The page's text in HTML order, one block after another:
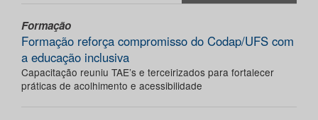
Formação
Formação reforça compromisso do Codap/UFS com
a educação inclusiva
Capacitação reuniu TAE’s e terceirizados para fortalecer
práticas de acolhimento e acessibilidade